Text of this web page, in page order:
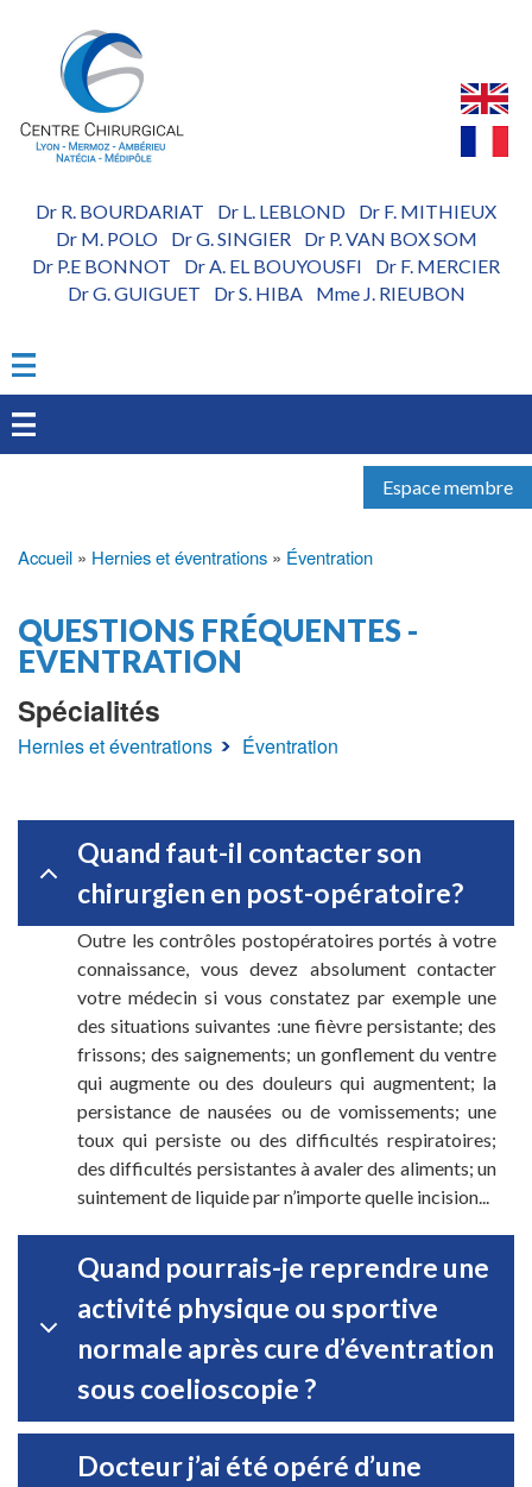
Dr R. BOURDARIAT Dr L. LEBLOND
Dr F. MITHIEUX
Dr M. POLO- Dr G. SINGIER- Dr P. VAN BOX SOM
Dr P.E BONNOT
Dr A. EL BOUYOUSFI
Dr F. MERCIER
Dr G. GUIGUET
Dr S. HIBA- Mme J. RIEUBON
Espace membre
d'Ariane
Accueil Hernies et éventrations Éventration
QUESTIONS FRÉQUENTES -
EVENTRATION
Spécialités
Hernies et éventrations Éventration
Quand faut-il contacter son
chirurgien en post-opératoire?
Outre les contrôles postopératoires portés à votre
connaissance, vous devez absolument contacter
votre médecin si vous constatez par exemple une
des situations suivantes :une fièvre persistante; des
frissons; des saignements; un gonflement du ventre
qui augmente ou des douleurs qui augmentent; la
persistance de nausées ou de vomissements; une
toux qui persiste ou des difficultés respiratoires;
des difficultés persistantes à avaler des aliments; un
suintement de liquide par n’importe quelle incision...
Quand pourrais-je reprendre une
activité physique ou sportive
normale après cure d’éventration
sous coelioscopie ?
Docteur j’ai été opéré d’une